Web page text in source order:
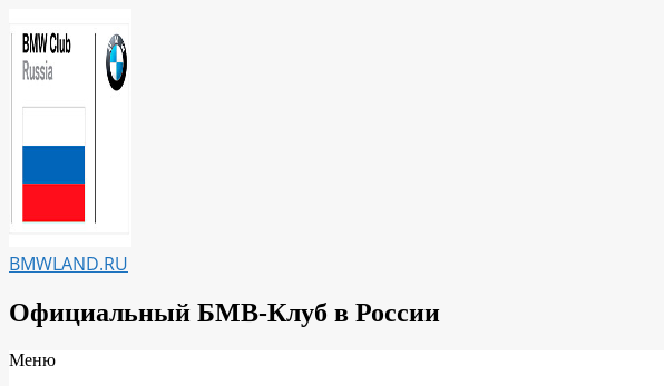
к
содержимому
BMWLAND.RU
Официальный БМВ-Клуб в России
Вторичное
Меню